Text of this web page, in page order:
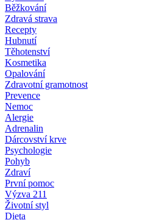
Běžkování
Zdravá strava
Recepty
Hubnutí
Těhotenství
Kosmetika
Opalování
Zdravotní gramotnost
Prevence
Nemoc
Alergie
Adrenalin
Dárcovství krve
Psychologie
Pohyb
Zdraví
První pomoc
Výzva 211
Životní styl
Dieta